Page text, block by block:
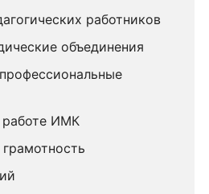
работников
объединения
работе ИМК